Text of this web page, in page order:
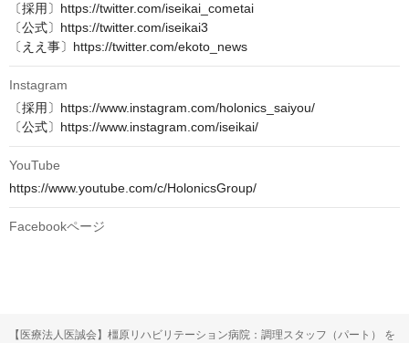
〔採用〕https://twitter.com/iseikai_cometai
〔公式〕https://twitter.com/iseikai3
〔ええ事〕https://twitter.com/ekoto_news
Instagram
〔採用〕https://www.instagram.com/holonics_saiyou/
〔公式〕https://www.instagram.com/iseikai/
YouTube
https://www.youtube.com/c/HolonicsGroup/
Facebookページ
【医療法人医誠会】橿原リハビリテーション病院：調理スタッフ（パート） を